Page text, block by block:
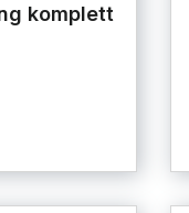
komplett